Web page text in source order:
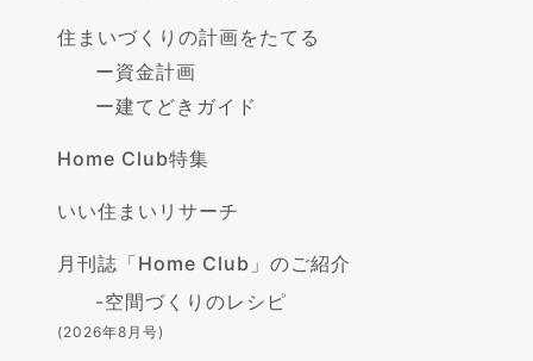
住まいづくりの計画をたてる
ー資金計画
ー建てどきガイド
Home Club特集
いい住まいリサーチ
月刊誌「Home Club」のご紹介
-空間づくりのレシピ
(2026年8月号)